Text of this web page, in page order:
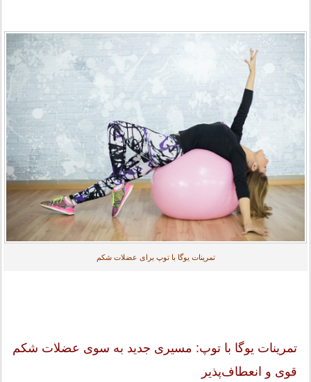
تمرینات یوگا با توپ برای عضلات شکم
تمرینات یوگا با توپ: مسیری جدید به سوی عضلات شکم
قوی و انعطاف‌پذیر